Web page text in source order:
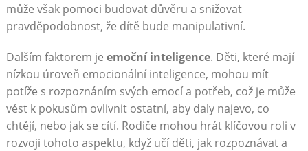
může však pomoci budovat důvěru a snižovat
pravděpodobnost, že dítě bude manipulativní.
Dalším faktorem je emoční inteligence. Děti, které mají
nízkou úroveň emocionální inteligence, mohou mít
potíže s rozpoznáním svých emocí a potřeb, což je může
vést k pokusům ovlivnit ostatní, aby daly najevo, co
chtějí, nebo jak se cítí. Rodiče mohou hrát klíčovou roli v
rozvoji tohoto aspektu, když učí děti, jak rozpoznávat a